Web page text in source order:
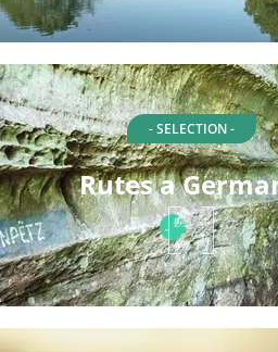
- SELECTION -
Rutes a